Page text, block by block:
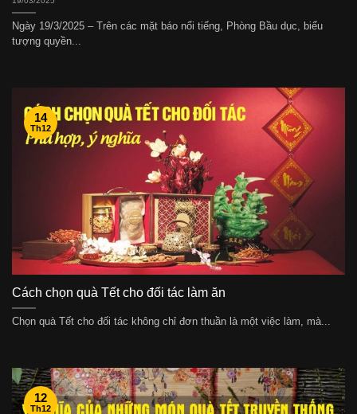
Ngày 19/3/2025 – Trên các mặt báo nổi tiếng, Phòng Bầu dục, biểu
tượng quyền...
Cách chọn quà Tết cho đối tác làm ăn
Chọn quà Tết cho đối tác không chỉ đơn thuần là một việc làm, mà...
14
Th12
12
Th12